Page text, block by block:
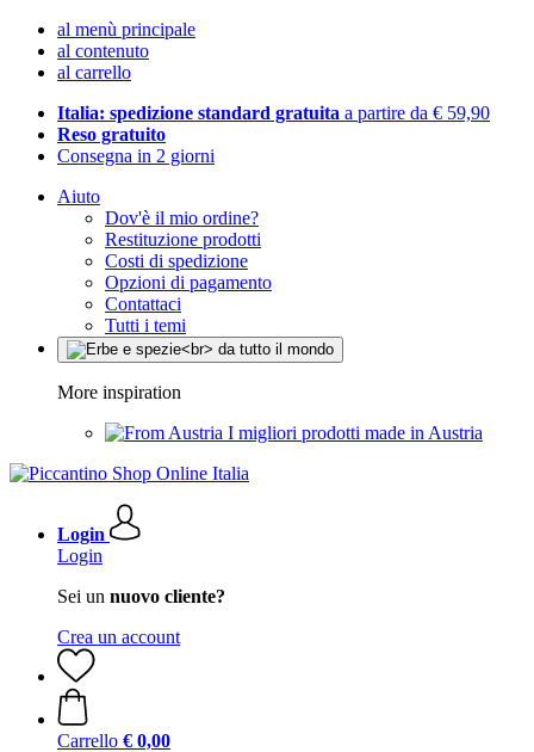
al menù principale
al contenuto
al carrello
Italia: spedizione standard gratuita a partire da € 59,90
Reso gratuito
Consegna in 2 giorni
Aiuto
Dov'è il mio ordine?
Restituzione prodotti
Costi di spedizione
Opzioni di pagamento
Contattaci
Tutti i temi
More inspiration
I migliori prodotti made in Austria
Login
Login
Sei un nuovo cliente?
Crea un account
Carrello € 0,00